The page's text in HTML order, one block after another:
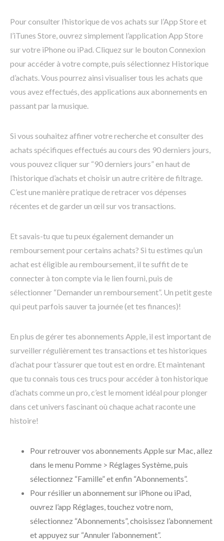
Pour consulter l’historique de vos achats sur l’App Store et
l’iTunes Store, ouvrez simplement l’application App Store
sur votre iPhone ou iPad. Cliquez sur le bouton Connexion
pour accéder à votre compte, puis sélectionnez Historique
d’achats. Vous pourrez ainsi visualiser tous les achats que
vous avez effectués, des applications aux abonnements en
passant par la musique.
Si vous souhaitez affiner votre recherche et consulter des
achats spécifiques effectués au cours des 90 derniers jours,
vous pouvez cliquer sur “90 derniers jours” en haut de
l’historique d’achats et choisir un autre critère de filtrage.
C’est une manière pratique de retracer vos dépenses
récentes et de garder un œil sur vos transactions.
Et savais-tu que tu peux également demander un
remboursement pour certains achats? Si tu estimes qu’un
achat est éligible au remboursement, il te suffit de te
connecter à ton compte via le lien fourni, puis de
sélectionner “Demander un remboursement”. Un petit geste
qui peut parfois sauver ta journée (et tes finances)!
En plus de gérer tes abonnements Apple, il est important de
surveiller régulièrement tes transactions et tes historiques
d’achat pour t’assurer que tout est en ordre. Et maintenant
que tu connais tous ces trucs pour accéder à ton historique
d’achats comme un pro, c’est le moment idéal pour plonger
dans cet univers fascinant où chaque achat raconte une
histoire!
Pour retrouver vos abonnements Apple sur Mac, allez
dans le menu Pomme > Réglages Système, puis
sélectionnez “Famille” et enfin “Abonnements”.
Pour résilier un abonnement sur iPhone ou iPad,
ouvrez l’app Réglages, touchez votre nom,
sélectionnez “Abonnements”, choisissez l’abonnement
et appuyez sur “Annuler l’abonnement”.